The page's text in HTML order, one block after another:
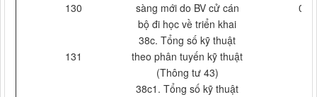
130
sàng mới do BV cử cán
bộ đi học về triển khai
0
131
38c. Tổng số kỹ thuật
theo phân tuyến kỹ thuật
(Thông tư 43)
38c1. Tổng số kỹ thuật